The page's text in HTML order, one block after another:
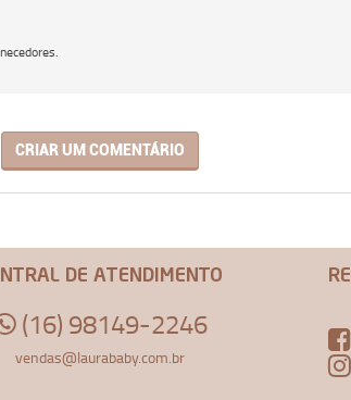
CRIAR UM COMENTÁRIO
DE ATENDIMENTO
(16) 98149-2246
vendas@laurababy.com.br